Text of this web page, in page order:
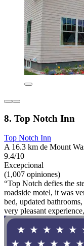
8. Top Notch Inn
Top Notch Inn
A 16.3 km de Mount
9.4/10
Excepcional
(1,007 opiniones)
“Top Notch defies the
roadside motel, it was
bed, updated
very pleasant